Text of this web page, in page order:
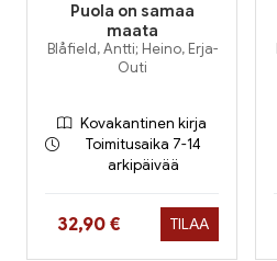
Puola on samaa
maata
Blåfield, Antti; Heino, Erja-
Outi
Kovakantinen kirja
Toimitusaika 7-14
arkipäivää
Hinta nyt
32,90 € TILAA